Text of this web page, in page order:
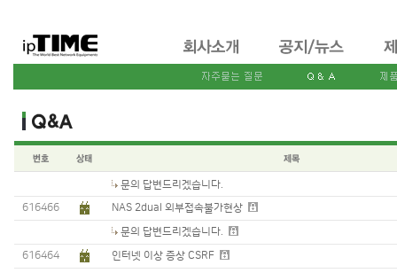
문의 답변드리겠습니다.
616466
NAS 2dual 외부접속불가현상
문의 답변드리겠습니다.
616464 인터넷 이상 증상 CSRF